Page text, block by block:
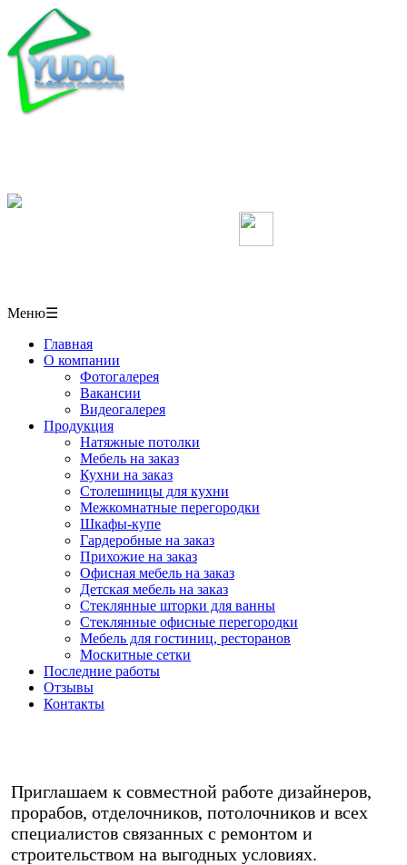
Меню☰
Главная
О компании
Фотогалерея
Вакансии
Видеогалерея
Продукция
Натяжные потолки
Мебель на заказ
Кухни на заказ
Столешницы для кухни
Межкомнатные перегородки
Шкафы-купе
Гардеробные на заказ
Прихожие на заказ
Офисная мебель на заказ
Детская мебель на заказ
Стеклянные шторки для ванны
Стеклянные офисные перегородки
Мебель для гостиниц, ресторанов
Москитные сетки
Последние работы
Отзывы
Контакты
Приглашаем к совместной работе дизайнеров,
прорабов, отделочников, потолочников и всех
специалистов связанных с ремонтом и
строительством на выгодных условиях.